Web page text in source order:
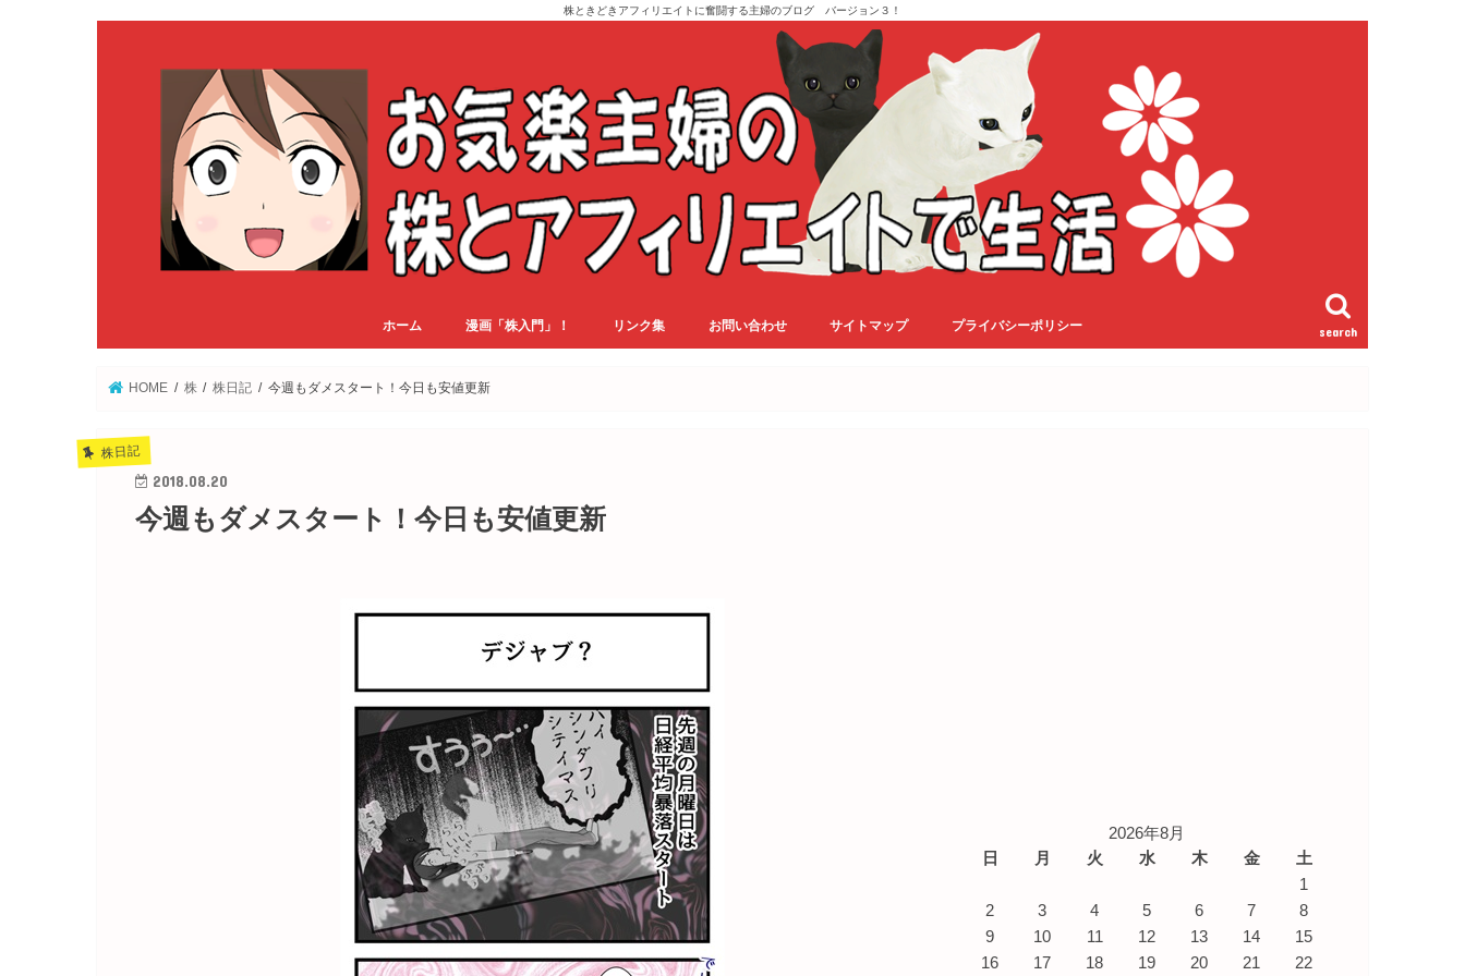
株ときどきアフィリエイトに奮闘する主婦のブログ バージョン３！
search
ホーム 漫画「株入門」！ リンク集 お問い合わせ サイトマップ プライバシーポリシー
HOME 株 株日記 今週もダメスタート！今日も安値更新
株日記
2018.08.20
今週もダメスタート！今日も安値更新
2026年8月
日
月 火 水 木 金
土
1
2
3 4 5 6 7
8
9
10 11 12 13 14
15
16
17 18 19 20 21 22